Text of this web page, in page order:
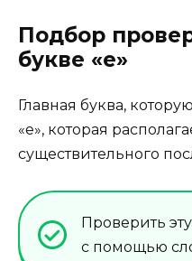
Подбор
букве «е»
Главная буква,
«е», которая
существительного
Проверить
с помощью